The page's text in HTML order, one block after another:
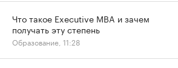
Что такое Executive MBA и зачем
получать эту степень
Образование, 11:28